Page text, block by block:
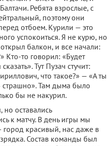
Ребята взрослые, с
поэтому они
отбоем. Курили — это
успокоиться. Я не курю, но
балкон, и все начали:
Кто-то говорил: «Будет
Тут Пузач стучит:
что такое?» — «А ты
Там дыма было
бы не накурил.
оставались
к матчу. В день игры мы
красивый, нас даже в
Состав команды был